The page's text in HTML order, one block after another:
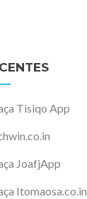
Tisiqo App
JoafjApp
Itomaosa.co.in